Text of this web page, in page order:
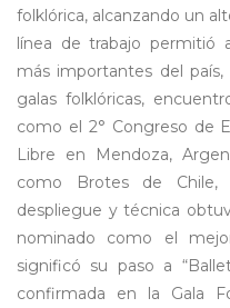
folklórica, alcanzando un
línea de trabajo permitió
más importantes del
galas folklóricas,
como el 2° Congreso de
Libre en Mendoza,
como Brotes de Chile,
despliegue y técnica
nominado como el
significó su paso a
confirmada en la Gala